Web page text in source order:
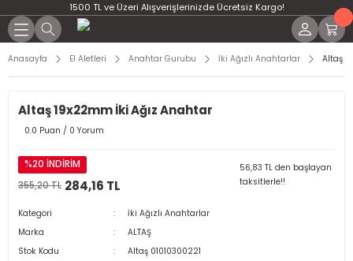
1500 TL ve Üzeri Alışverişlerinizde Ücretsiz Kargo!
Anasayfa El Aletleri Anahtar Gurubu İki Ağızlı Anahtarlar Altaş
Altaş 19x22mm İki Ağız Anahtar
0.0 Puan / 0 Yorum
%20 İNDİRİM
355,20 TL 284,16 TL
56,83 TL den başlayan
taksitlerle!!
Kategori
İki Ağızlı Anahtarlar
Marka
ALTAŞ
Stok Kodu
Altaş 01010300221